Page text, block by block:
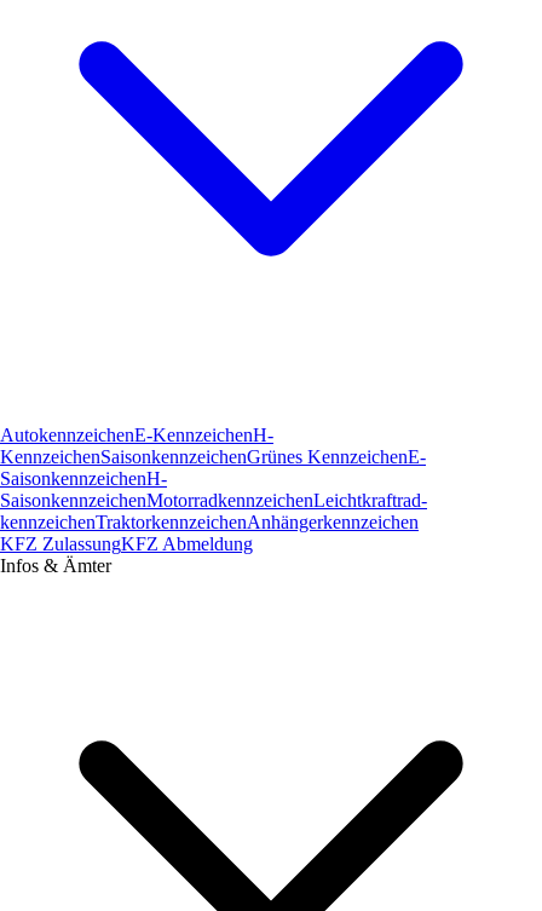
AutokennzeichenE-KennzeichenH-
KennzeichenSaisonkennzeichenGrünes KennzeichenE-
SaisonkennzeichenH-
SaisonkennzeichenMotorradkennzeichenLeichtkraftrad­
kennzeichenTraktorkennzeichenAnhängerkennzeichen
KFZ ZulassungKFZ Abmeldung
Infos & Ämter